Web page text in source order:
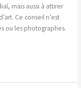
mais aussi à attirer
Ce conseil n’est
ou les photographes.